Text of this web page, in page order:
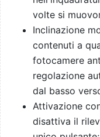
volte si
Inclinazione
contenuti a
fotocamere
regolazione
dal basso
Attivazione
disattiva il